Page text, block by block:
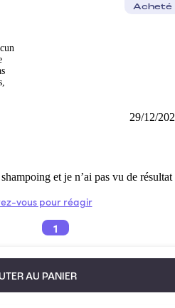
Acheté
29/12/
et je n’ai pas vu de résultat
vous pour réagir
1
AU PANIER